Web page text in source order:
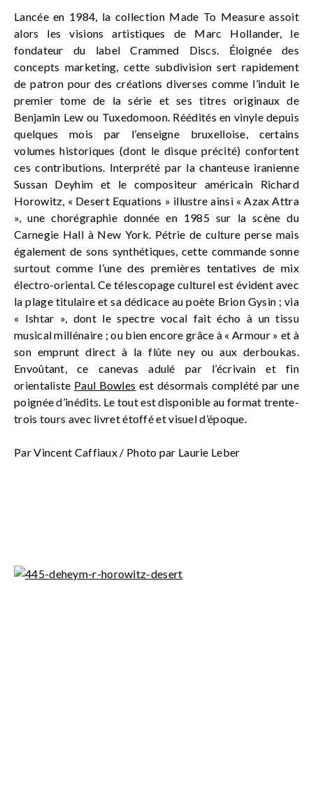
Lancée en 1984, la collection Made To Measure assoit
alors les visions artistiques de Marc Hollander, le
fondateur du label Crammed Discs. Éloignée des
concepts marketing, cette subdivision sert rapidement
de patron pour des créations diverses comme l’induit le
premier tome de la série et ses titres originaux de
Benjamin Lew ou Tuxedomoon. Réédités en vinyle depuis
quelques mois par l’enseigne bruxelloise, certains
volumes historiques (dont le disque précité) confortent
ces contributions. Interprété par la chanteuse iranienne
Sussan Deyhim et le compositeur américain Richard
Horowitz, « Desert Equations » illustre ainsi « Azax Attra
», une chorégraphie donnée en 1985 sur la scène du
Carnegie Hall à New York. Pétrie de culture perse mais
également de sons synthétiques, cette commande sonne
surtout comme l’une des premières tentatives de mix
électro-oriental. Ce télescopage culturel est évident avec
la plage titulaire et sa dédicace au poète Brion Gysin ; via
« Ishtar », dont le spectre vocal fait écho à un tissu
musical millénaire ; ou bien encore grâce à « Armour » et à
son emprunt direct à la flûte ney ou aux derboukas.
Envoûtant, ce canevas adulé par l’écrivain et fin
orientaliste Paul Bowles est désormais complété par une
poignée d’inédits. Le tout est disponible au format trente-
trois tours avec livret étoffé et visuel d’époque.
Par Vincent Caffiaux / Photo par Laurie Leber